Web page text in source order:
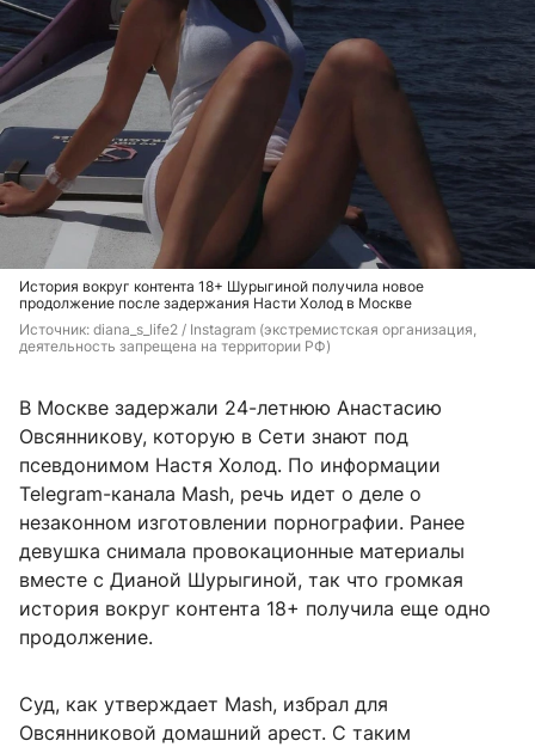
История вокруг контента 18+ Шурыгиной получила новое
продолжение после задержания Насти Холод в Москве
Источник: diana_s_life2 / Instagram (экстремистская организация,
деятельность запрещена на территории РФ)
В Москве задержали 24-летнюю Анастасию
Овсянникову, которую в Сети знают под
псевдонимом Настя Холод. По информации
Telegram-канала Mash, речь идет о деле о
незаконном изготовлении порнографии. Ранее
девушка снимала провокационные материалы
вместе с Дианой Шурыгиной, так что громкая
история вокруг контента 18+ получила еще одно
продолжение.
Суд, как утверждает Mash, избрал для
Овсянниковой домашний арест. С таким